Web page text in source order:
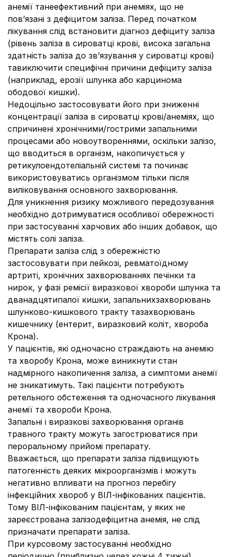
анемії танеефективний при анеміях, що не
пов’язані з дефіцитом заліза. Перед початком
лікування слід встановити діагноз дефіциту заліза
(рівень заліза в сироватці крові, висока загальна
здатність заліза до зв’язування у сироватці крові)
тавиключити специфічні причини дефіциту заліза
(наприклад, ерозії шлунка або карцинома
ободової кишки).
Недоцільно застосовувати його при зниженні
концентрації заліза в сироватці крові/анеміях, що
спричинені хронічними/гострими запальними
процесами або новоутвореннями, оскільки залізо,
що вводиться в організм, накопичується у
ретикулоендотеліальній системі та починає
використовуватись організмом тільки після
виліковування основного захворювання.
Для уникнення ризику можливого передозування
необхідно дотримуватися особливої обережності
при застосуванні харчових або інших добавок, що
містять солі заліза.
Препарати заліза слід з обережністю
застосовувати при лейкозі, ревматоїдному
артриті, хронічних захворюваннях печінки та
нирок, у фазі ремісії виразкової хвороби шлунка та
дванадцятипалої кишки, запальнихзахворювань
шлунково-кишкового тракту тазахворювань
кишечнику (ентерит, виразковий коліт, хвороба
Крона).
У пацієнтів, які одночасно страждають на анемію
та хворобу Крона, може виникнути стан
надмірного накопичення заліза, а симптоми анемії
не зникатимуть. Такі пацієнти потребують
ретельного обстеження та одночасного лікування
анемії та хвороби Крона.
Запальні і виразкові захворювання органів
травного тракту можуть загострюватися при
пероральному прийомі препарату.
Вважається, що препарати заліза підвищують
патогенність деяких мікроорганізмів і можуть
негативно впливати на прогноз перебігу
інфекційних хвороб у ВІЛ-інфікованих пацієнтів.
Тому ВІЛ-інфікованим пацієнтам, у яких не
зареєстрована залізодефіцитна анемія, не слід
призначати препарати заліза.
При курсовому застосуванні необхідно